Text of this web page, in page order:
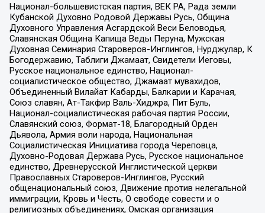
Национал-большевистская партия, ВЕК РА, Рада земли
Кубанской Духовно Родовой Державы Русь, Община
Духовного Управления Асгардской Веси Беловодья,
Славянская Община Капища Веды Перуна, Мужская
Духовная Семинария Староверов-Инглингов, Нурджулар, К
Богодержавию, Таблиги Джамаат, Свидетели Иеговы,
Русское национальное единство, Национал-
социалистическое общество, Джамаат мувахидов,
Объединенный Вилайат Кабарды, Балкарии и Карачая,
Союз славян, Ат-Такфир Валь-Хиджра, Пит Буль,
Национал-социалистическая рабочая партия России,
Славянский союз, Формат-18, Благородный Орден
Дьявола, Армия воли народа, Национальная
Социалистическая Инициатива города Череповца,
Духовно-Родовая Держава Русь, Русское национальное
единство, Древнерусской Инглистической церкви
Православных Староверов-Инглингов, Русский
общенациональный союз, Движение против нелегальной
иммиграции, Кровь и Честь, О свободе совести и о
религиозных объединениях, Омская организация